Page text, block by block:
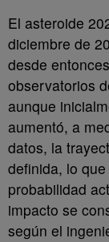
El asteroide
diciembre de
desde
observatorios
aunque
aumentó, a
datos, la
definida, lo
probabilidad
impacto se
según el